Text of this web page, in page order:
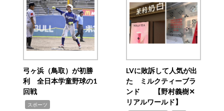
弓ヶ浜（鳥取）が初勝
利 全日本学童野球の1
回戦
スポーツ
LVに敗訴して人気が出
た ミルクティーブラ
ンド 【野村義樹✕
リアルワールド】